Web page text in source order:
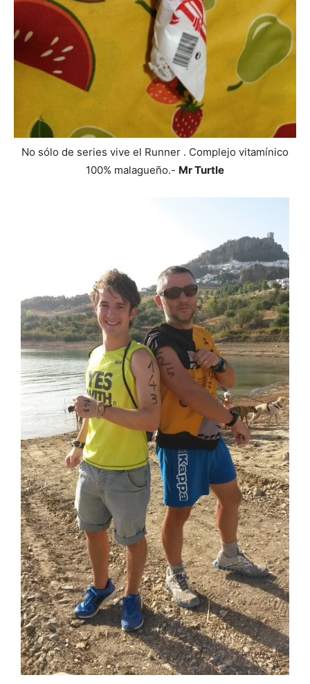
No sólo de series vive el Runner . Complejo vitamínico
100% malagueño.- Mr Turtle